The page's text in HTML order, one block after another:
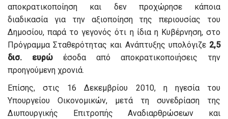
αποκρατικοποίηση και δεν προχώρησε κάποια
διαδικασία για την αξιοποίηση της περιουσίας του
Δημοσίου, παρά το γεγονός ότι η ίδια η Κυβέρνηση, στο
Πρόγραμμα Σταθερότητας και Ανάπτυξης υπολόγιζε 2,5
δισ. ευρώ έσοδα από αποκρατικοποιήσεις την
προηγούμενη χρονιά.
Επίσης, στις 16 Δεκεμβρίου 2010, η ηγεσία του
Υπουργείου Οικονομικών, μετά τη συνεδρίαση της
Διυπουργικής Επιτροπής Αναδιαρθρώσεων και